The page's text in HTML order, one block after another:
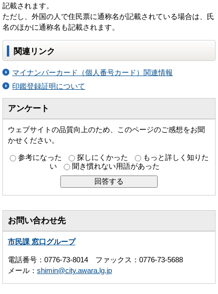
記載されます。
ただし、外国の人で住民票に通称名が記載されている場合は、氏
名のほかに通称名も記載されます。
関連リンク
マイナンバーカード（個人番号カード）関連情報
印鑑登録証明について
アンケート
ウェブサイトの品質向上のため、このページのご感想をお聞
かせください。
参考になった 探しにくかった
もっと詳しく知りた
い
聞き慣れない用語があった
お問い合わせ先
市民課 窓口グループ
電話番号：0776-73-8014 ファックス：0776-73-5688
メール： shimin@city.awara.lg.jp